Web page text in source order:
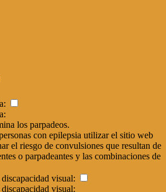
los parpadeos.
con epilepsia utilizar el sitio web
el riesgo de convulsiones que resultan de
o parpadeantes y las combinaciones de
visual:
visual: